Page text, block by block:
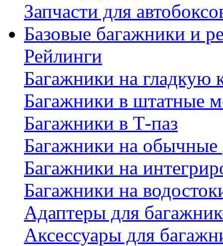
Запчасти для
Базовые багажники и
Рейлинги
Багажники на гладкую
Багажники в штатные
Багажники в Т-паз
Багажники на обычные
Багажники на
Багажники на
Адаптеры для
Аксессуары для